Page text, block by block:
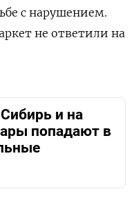
с нарушением.
не ответили на
и на
попадают в